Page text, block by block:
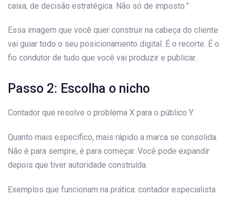
caixa, de decisão estratégica. Não só de imposto.”
Essa imagem que você quer construir na cabeça do cliente
vai guiar todo o seu posicionamento digital. É o recorte. É o
fio condutor de tudo que você vai produzir e publicar.
Passo 2: Escolha o nicho
Contador que resolve o problema X para o público Y.
Quanto mais específico, mais rápido a marca se consolida.
Não é para sempre, é para começar. Você pode expandir
depois que tiver autoridade construída.
Exemplos que funcionam na prática: contador especialista